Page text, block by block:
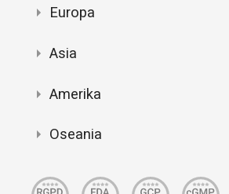
Europa
Asia
Amerika
Oseania